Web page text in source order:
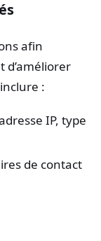
afin
d’améliorer
:
IP, type
de contact